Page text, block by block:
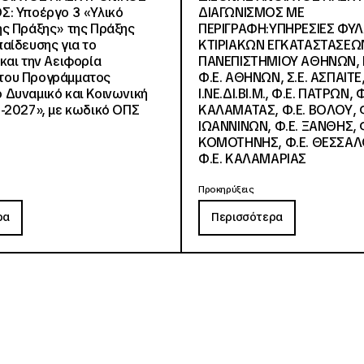
Υποέργο 3 «Υλικό
Πράξης» της Πράξης
για το
την Αειφορία
Προγράμματος
και Κοινωνική
2027», με κωδικό ΟΠΣ
ΔΙΑΓΩΝΙΣΜΟΣ ΜΕ
ΠΕΡΙΓΡΑΦΗ:ΥΠΗΡΕΣΙΕΣ
ΚΤΙΡΙΑΚΩΝ
ΠΑΝΕΠΙΣΤΗΜΙΟΥ ΑΘΗΝΩΝ,
Φ.Ε. ΑΘΗΝΩΝ, Σ.Ε.
Ι.ΝΕ.ΔΙ.ΒΙ.Μ., Φ.Ε. ΠΑΤΡΩΝ,
ΚΑΛΑΜΑΤΑΣ, Φ.Ε. ΒΟΛΟΥ,
ΙΩΑΝΝΙΝΩΝ, Φ.Ε. ΞΑΝΘΗΣ,
ΚΟΜΟΤΗΝΗΣ, Φ.Ε.
Φ.Ε. ΚΑΛΑΜΑΡΙΑΣ
Προκηρύξεις
Περισσότερα